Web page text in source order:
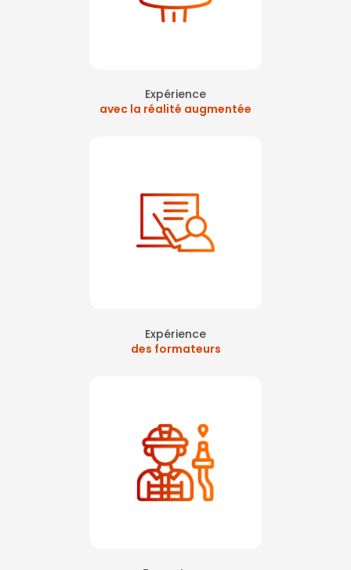
Expérience
avec la réalité augmentée
Expérience
des formateurs